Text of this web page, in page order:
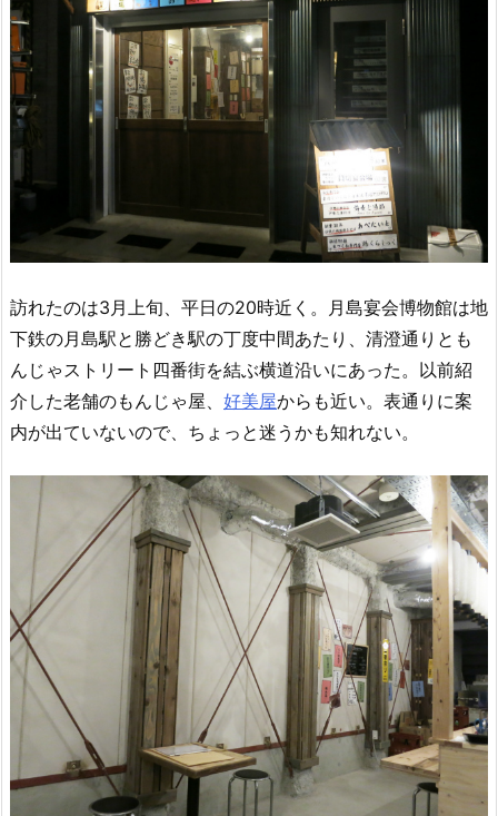
訪れたのは3月上旬、平日の20時近く。月島宴会博物館は地
下鉄の月島駅と勝どき駅の丁度中間あたり、清澄通りとも
んじゃストリート四番街を結ぶ横道沿いにあった。以前紹
介した老舗のもんじゃ屋、 好美屋からも近い。表通りに案
内が出ていないので、ちょっと迷うかも知れない。